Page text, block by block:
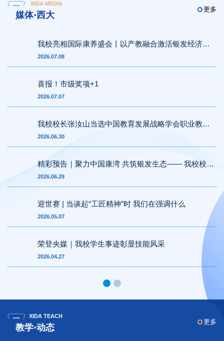
XIDA MEDIA
媒体·西大
更多
我校亮相国际康养盛会丨以产教融合激活银发经济新
动能
2026.07.08
喜报！市级奖项+1
2026.07.07
我校校长张汝山当选中国教育发展战略学会职业教育
专委会首届常务理事
2026.06.30
精彩预告｜聚力中国康湾 共筑银发生态—— 我校校长
张汝山亮相青岛国际康养产业博览会
2026.06.29
迎世赛 | 当谈起“工匠精神”时 我们在强调什么
2026.05.07
荣登央媒｜我校学生事迹彰显技能风采
2026.04.27
XIDA TEACH
教学·动态
更多